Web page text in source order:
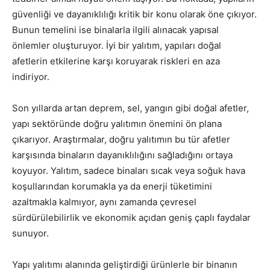
güvenliği ve dayanıklılığı kritik bir konu olarak öne çıkıyor.
Bunun temelini ise binalarla ilgili alınacak yapısal
önlemler oluşturuyor. İyi bir yalıtım, yapıları doğal
afetlerin etkilerine karşı koruyarak riskleri en aza
indiriyor.
Son yıllarda artan deprem, sel, yangın gibi doğal afetler,
yapı sektöründe doğru yalıtımın önemini ön plana
çıkarıyor. Araştırmalar, doğru yalıtımın bu tür afetler
karşısında binaların dayanıklılığını sağladığını ortaya
koyuyor. Yalıtım, sadece binaları sıcak veya soğuk hava
koşullarından korumakla ya da enerji tüketimini
azaltmakla kalmıyor, aynı zamanda çevresel
sürdürülebilirlik ve ekonomik açıdan geniş çaplı faydalar
sunuyor.
Yapı yalıtımı alanında geliştirdiği ürünlerle bir binanın